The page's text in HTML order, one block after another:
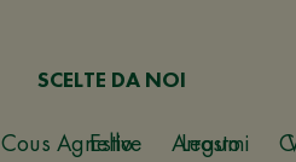
Cous
Estive
Legumi
SCELTE DA NOI
Agnello
Arrosto